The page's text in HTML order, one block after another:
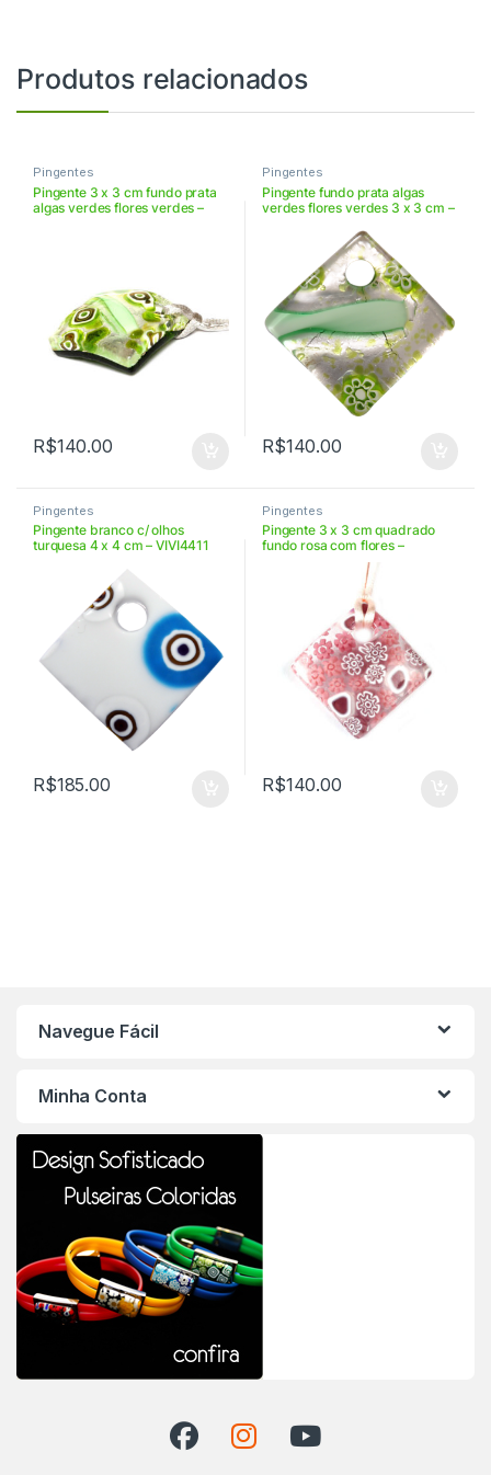
Produtos relacionados
Pingentes
Pingente 3 x 3 cm fundo prata
algas verdes flores verdes –
R$140.00
Pingentes
Pingente fundo prata algas
verdes flores verdes 3 x 3 cm –
R$140.00
Pingentes
Pingente branco c/ olhos
turquesa 4 x 4 cm – VIVI4411
R$185.00
Pingentes
Pingente 3 x 3 cm quadrado
fundo rosa com flores –
R$140.00
Navegue Fácil
Minha Conta